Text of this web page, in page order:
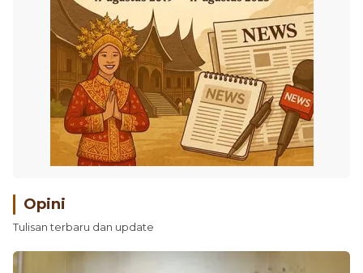
Opini
Tulisan terbaru dan update